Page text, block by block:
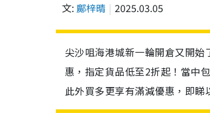
文: 鄺梓晴 2025.03.05
尖沙咀海港城新一輪開倉又開始
惠，指定貨品低至2折起！當中
此外買多更享有滿減優惠，即睇